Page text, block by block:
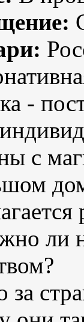
-
с
ли
за